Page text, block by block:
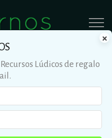
×
Lúdicos de regalo